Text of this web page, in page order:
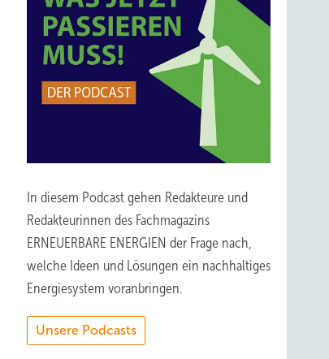
In diesem Podcast gehen Redakteure und
Redakteurinnen des Fachmagazins
ERNEUERBARE ENERGIEN der Frage nach,
welche Ideen und Lösungen ein nachhaltiges
Energiesystem voranbringen.
Unsere Podcasts